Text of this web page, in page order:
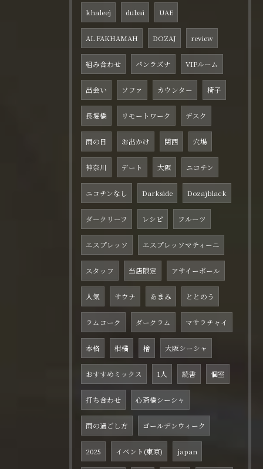
khaleej dubai UAE
AL FAKHAMAH DOZAJ review
組み合わせ パンラズナ VIPルーム
出会い ソファ カウンター 椅子
長堀橋 リモートワーク デスク
雨の日 お出かけ 関西 穴場
神奈川 デート 大阪 ニコチン
ニコチンなし Darkside Dozajblack
ダークリーフ レシピ フルーツ
エスプレッソ エスプレッソマティーニ
スタッフ 当店限定 アサイーボール
人気 サウナ あまみ ととのう
ラムコーク ダークラム マサラチャイ
本格 柑橘 檜 大阪シーシャ
おすすめミックス 1人 読書 個室
打ち合わせ 心斎橋シーシャ
雨の過ごし方 ゴールデンウィーク
2025 イベント(東京) japan